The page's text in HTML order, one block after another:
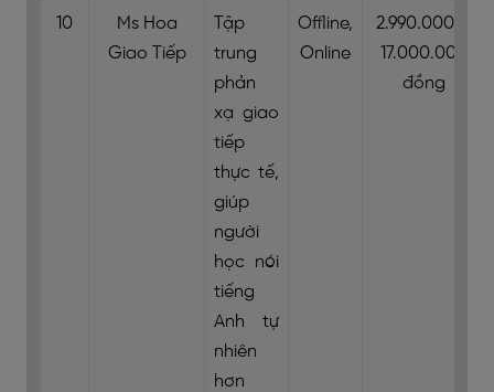
10
Ms Hoa
Giao Tiếp
Tập
trung
phản
xạ giao
tiếp
thực tế,
giúp
người
học nói
tiếng
Anh tự
nhiên
hơn
Offline,
Online
2.990.000 –
17.000.000
đồng